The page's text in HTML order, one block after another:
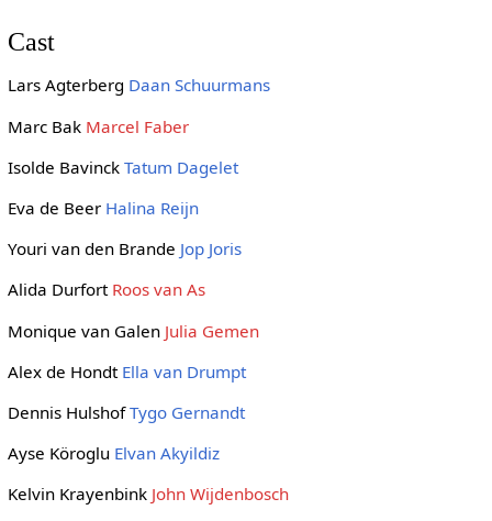
Cast
Lars Agterberg Daan Schuurmans
Marc Bak Marcel Faber
Isolde Bavinck Tatum Dagelet
Eva de Beer Halina Reijn
Youri van den Brande Jop Joris
Alida Durfort Roos van As
Monique van Galen Julia Gemen
Alex de Hondt Ella van Drumpt
Dennis HulshofTygo Gernandt
Ayse Köroglu Elvan Akyildiz
Kelvin Krayenbink John Wijdenbosch